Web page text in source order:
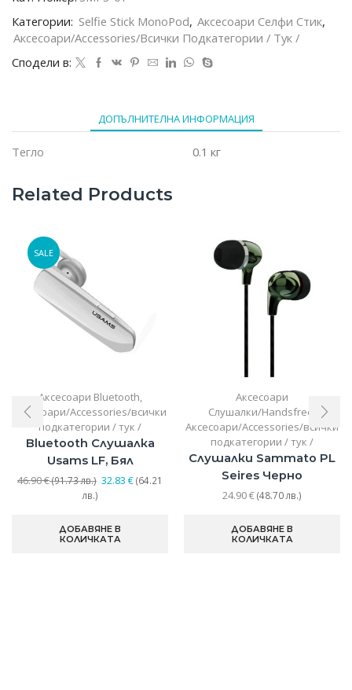
черен
Категории: Selfie Stick MonoPod, Аксесоари Селфи Стик,
Аксесоари/Accessories/всички Подкатегории / Тук /
Сподели в:
ДОПЪЛНИТЕЛНА ИНФОРМАЦИЯ
Тегло 0.1 кг
Related Products
SALE
Аксесоари Bluetooth,
Аксесоари/Accessories/всички
подкатегории / тук /
Bluetooth Слушалка
Usams LF, Бял
46.90€(91.73 лв.) Original
46.90 €
(91.73
32.83 €(64.21
лв.)Текущата
е:
32.83 €
ДОБАВЯНЕ В
КОЛИЧКАТА
Аксесоари
Слушалки/Handsfree
Аксесоари/Accessories/всички
подкатегории / тук /
Слушалки Sammato PL
Seires Черно
24.90€(48.70 лв.)
ДОБАВЯНЕ В
КОЛИЧКАТА